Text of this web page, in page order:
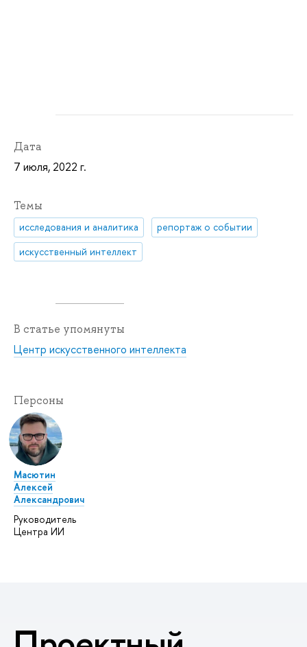
Дата
7 июля, 2022 г.
Темы
исследования и аналитика
репортаж о событии
искусственный интеллект
В статье упомянуты
Центр искусственного интеллекта
Персоны
Масютин
Алексей
Александрович
Руководитель
Центра ИИ